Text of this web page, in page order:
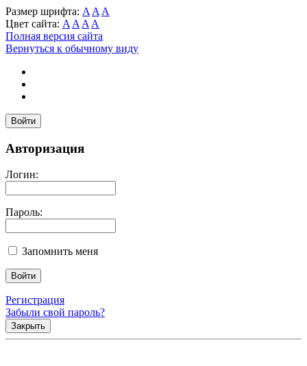
Размер шрифта: A A A
Цвет сайта: A A A A
Полная версия сайта
Вернуться к обычному виду
Войти
Авторизация
Логин:
Пароль:
Запомнить меня
Регистрация
Забыли свой пароль?
Закрыть